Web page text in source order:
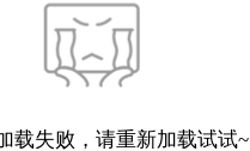
载失败，请重新加载试试~